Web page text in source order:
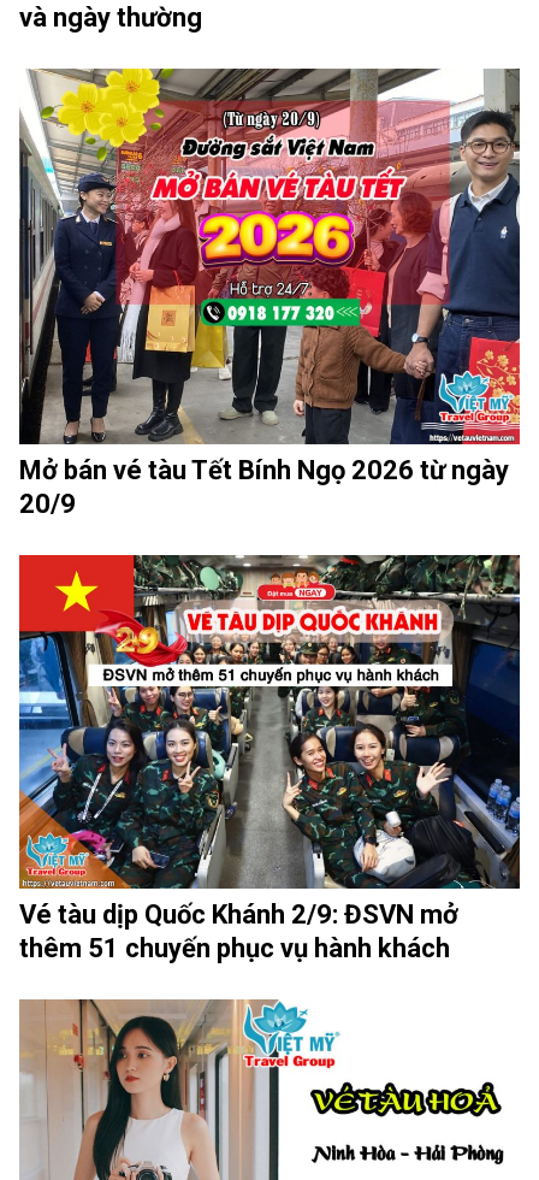
và ngày thường
Mở bán vé tàu Tết Bính Ngọ 2026 từ ngày
20/9
Vé tàu dịp Quốc Khánh 2/9: ĐSVN mở
thêm 51 chuyến phục vụ hành khách